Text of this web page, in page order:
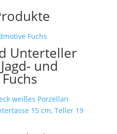
Unterteller
und